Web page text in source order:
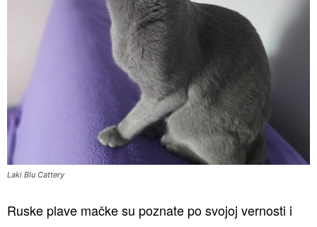
Laki Blu Cattery
Ruske plave mačke su poznate po svojoj vernosti i